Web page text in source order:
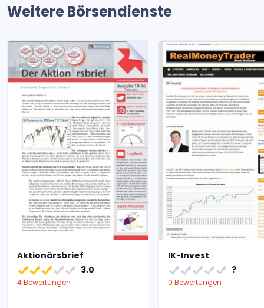
Weitere Börsendienste
Aktionärsbrief
3.0
4 Bewertungen
IK-Invest
?
0 Bewertungen